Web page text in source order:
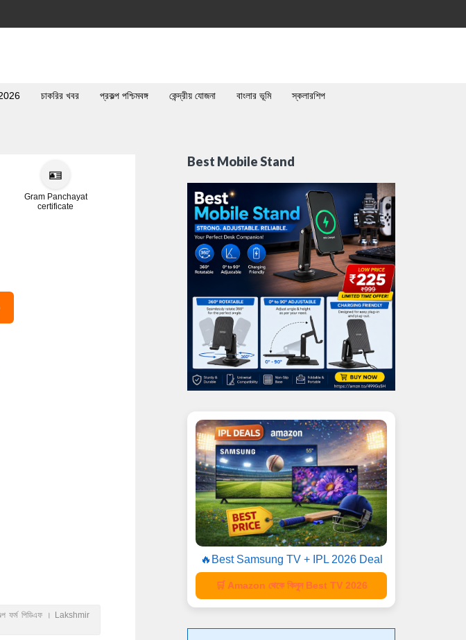
চাকরির খবর প্রকল্প পশ্চিমবঙ্গ কেন্দ্রীয় যোজনা বাংলার ভূমি স্কলারশিপ
🪪
Gram Panchayat
certificate
ফর্ম পিডিএফ । Lakshmir
Best Mobile Stand
🔥Best Samsung TV + IPL 2026 Deal
🛒 Amazon থেকে কিনুন Best TV 2026